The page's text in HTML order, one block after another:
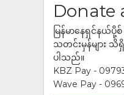
Donate
မြန်မာနေရှင်နယ်
သတင်းမှန်များ
ပါသည်။
KBZ Pay -
Wave Pay -